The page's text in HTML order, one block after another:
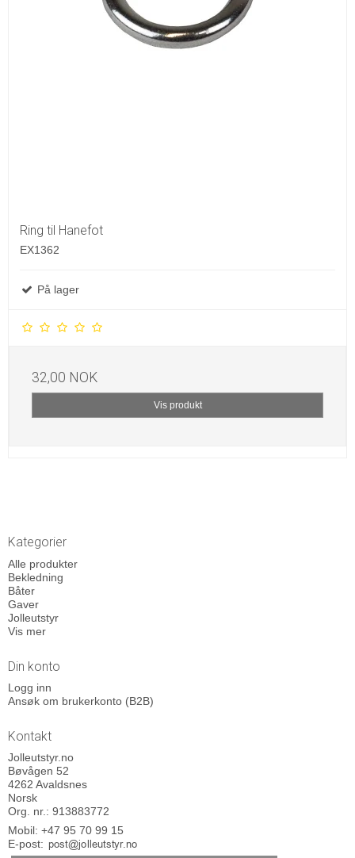
Ring til Hanefot
EX1362
På lager
32,00 NOK
Vis produkt
Kategorier
Alle produkter
Bekledning
Båter
Gaver
Jolleutstyr
Vis mer
Din konto
Logg inn
Ansøk om brukerkonto (B2B)
Kontakt
Jolleutstyr.no
Bøvågen 52
4262 Avaldsnes
Norsk
Org. nr.: 913883772
Mobil: +47 95 70 99 15
E-post: